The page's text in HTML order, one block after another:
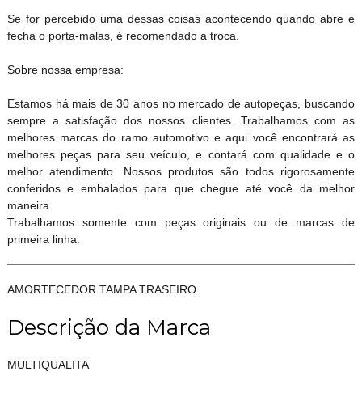
Se for percebido uma dessas coisas acontecendo quando abre e
fecha o porta-malas, é recomendado a troca.
Sobre nossa empresa:
Estamos há mais de 30 anos no mercado de autopeças, buscando
sempre a satisfação dos nossos clientes. Trabalhamos com as
melhores marcas do ramo automotivo e aqui você encontrará as
melhores peças para seu veículo, e contará com qualidade e o
melhor atendimento. Nossos produtos são todos rigorosamente
conferidos e embalados para que chegue até você da melhor
maneira.
Trabalhamos somente com peças originais ou de marcas de
primeira linha.
AMORTECEDOR TAMPA TRASEIRO
Descrição da Marca
MULTIQUALITA